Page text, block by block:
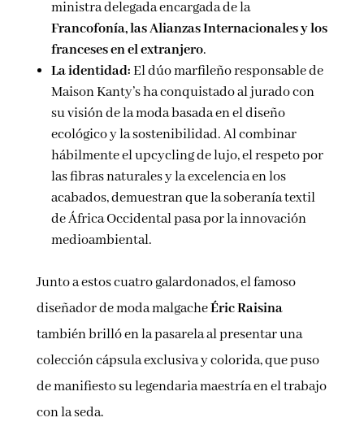
ministra delegada encargada de la
Francofonía, las Alianzas Internacionales y los
franceses en el extranjero.
La identidad:El dúo marfileño responsable de
Maison Kanty’s ha conquistado al jurado con
su visión de la moda basada en el diseño
ecológico y la sostenibilidad. Al combinar
hábilmente el upcycling de lujo, el respeto por
las fibras naturales y la excelencia en los
acabados, demuestran que la soberanía textil
de África Occidental pasa por la innovación
medioambiental.
Junto a estos cuatro galardonados, el famoso
diseñador de moda malgacheÉric Raisina
también brilló en la pasarela al presentar una
colección cápsula exclusiva y colorida, que puso
de manifiesto su legendaria maestría en el trabajo
con la seda.